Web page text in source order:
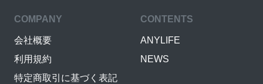
COMPANY
会社概要
利用規約
特定商取引に基づく表記
CONTENTS
ANYLIFE
NEWS